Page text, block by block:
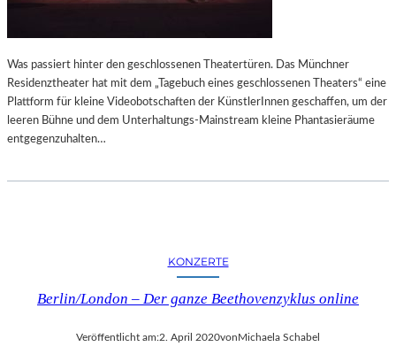
Was passiert hinter den geschlossenen Theatertüren. Das Münchner
Residenztheater hat mit dem „Tagebuch eines geschlossenen Theaters“ eine
Plattform für kleine Videobotschaften der KünstlerInnen geschaffen, um der
leeren Bühne und dem Unterhaltungs-Mainstream kleine Phantasieräume
entgegenzuhalten…
KONZERTE
Berlin/London – Der ganze Beethovenzyklus online
Veröffentlicht am:2. April 2020von Michaela Schabel